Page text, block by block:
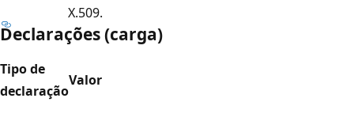
X.509.
Declarações (carga)
Tipo de
declaração
Valor